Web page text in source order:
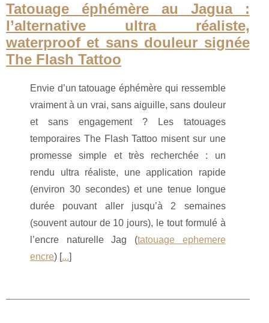
Tatouage éphémère au Jagua :
l’alternative ultra réaliste,
waterproof et sans douleur signée
The Flash Tattoo
Envie d’un tatouage éphémère qui ressemble
vraiment à un vrai, sans aiguille, sans douleur
et sans engagement ? Les tatouages
temporaires The Flash Tattoo misent sur une
promesse simple et très recherchée : un
rendu ultra réaliste, une application rapide
(environ 30 secondes) et une tenue longue
durée pouvant aller jusqu’à 2 semaines
(souvent autour de 10 jours), le tout formulé à
l’encre naturelle Jag (tatouage ephemere
encre) [...]